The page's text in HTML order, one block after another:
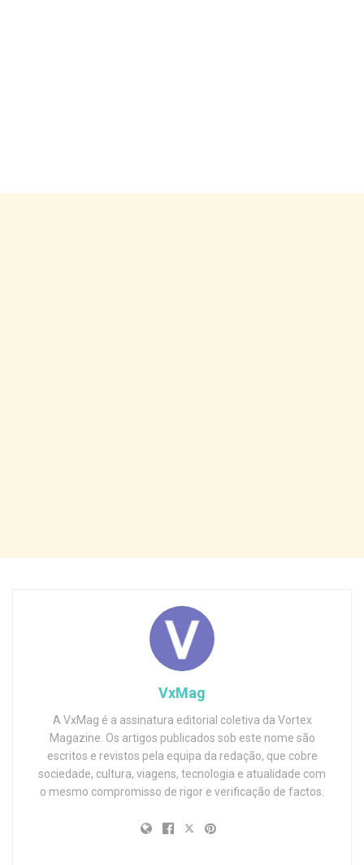
VxMag
A VxMag é a assinatura editorial coletiva da Vortex
Magazine. Os artigos publicados sob este nome são
escritos e revistos pela equipa da redação, que cobre
sociedade, cultura, viagens, tecnologia e atualidade com
o mesmo compromisso de rigor e verificação de factos.